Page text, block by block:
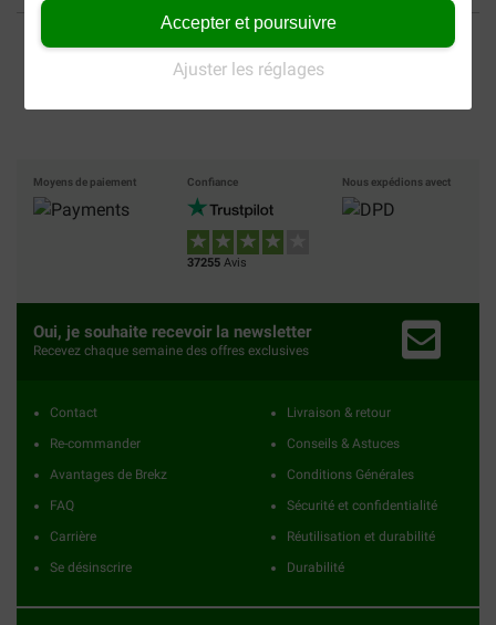
Accepter et poursuivre
Ajuster les réglages
40% moins cher
Frais de port offerts dès
69 €
Paiement sécurisé
Moyens de paiement Confiance
37255 Avis
Nous expédions avect
Oui, je souhaite recevoir la newsletter
Recevez chaque semaine des offres exclusives
Contact
Re-commander
Avantages de Brekz
FAQ
Carrière
Se désinscrire
Livraison & retour
Conseils & Astuces
Conditions Générales
Sécurité et confidentialité
Réutilisation et durabilité
Durabilité